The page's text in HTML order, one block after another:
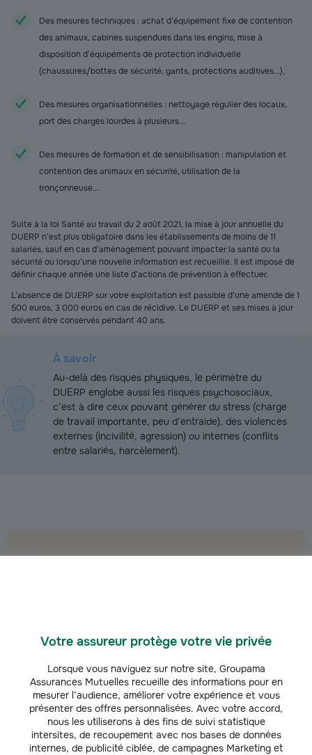
Votre assureur protège votre vie privée
Lorsque vous naviguez sur notre site, Groupama
Assurances Mutuelles recueille des informations pour en
mesurer l’audience, améliorer votre expérience et vous
présenter des offres personnalisées. Avec votre accord,
nous les utiliserons à des fins de suivi statistique
intersites, de recoupement avec nos bases de données
internes, de publicité ciblée, de campagnes Marketing et
Des mesures techniques : achat d’équipement fixe de contention
des animaux, cabines suspendues dans les engins, mise à
disposition d’équipements de protection individuelle
(chaussures/bottes de sécurité, gants, protections auditives...),
Des mesures organisationnelles : nettoyage régulier des locaux,
port des charges lourdes à plusieurs...
Des mesures de formation et de sensibilisation : manipulation et
contention des animaux en sécurité, utilisation de la
tronçonneuse...
Suite à la loi Santé au travail du 2 août 2021, la mise à jour annuelle du
DUERP n’est plus obligatoire dans les établissements de moins de 11
salariés, sauf en cas d’aménagement pouvant impacter la santé ou la
sécurité ou lorsqu’une nouvelle information est recueillie. Il est imposé de
définir chaque année une liste d’actions de prévention à effectuer.
L’absence de DUERP sur votre exploitation est passible d’une amende de 1
500 euros, 3 000 euros en cas de récidive. Le DUERP et ses mises à jour
doivent être conservés pendant 40 ans.
À savoir
Au-delà des risques physiques, le périmètre du
DUERP englobe aussi les risques psychosociaux,
c’est à dire ceux pouvant générer du stress (charge
de travail importante, peu d’entraide), des violences
externes (incivilité, agression) ou internes (conflits
entre salariés, harcèlement).
pour vous
aider